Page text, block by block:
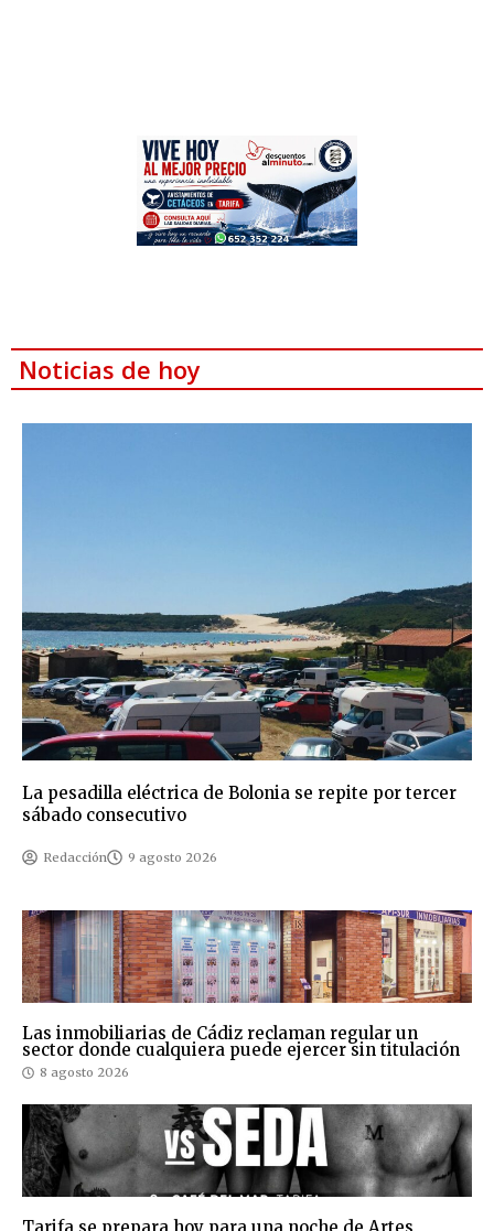
Noticias de hoy
La pesadilla eléctrica de Bolonia se repite por tercer
sábado consecutivo
Redacción 9 agosto 2026
Las inmobiliarias de Cádiz reclaman regular un
sector donde cualquiera puede ejercer sin titulación
8 agosto 2026